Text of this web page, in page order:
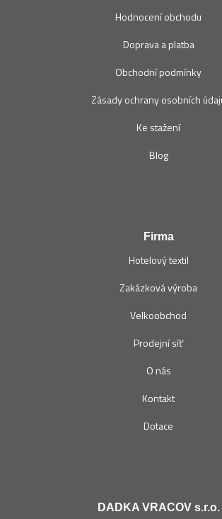
Hodnocení obchodu
Doprava a platba
Obchodní podmínky
Zásady ochrany osobních
Ke stažení
Blog
Firma
Hotelový textil
Zakázková výroba
Velkoobchod
Prodejní síť
O nás
Kontakt
Dotace
DADKA VRACOV s.r.o.